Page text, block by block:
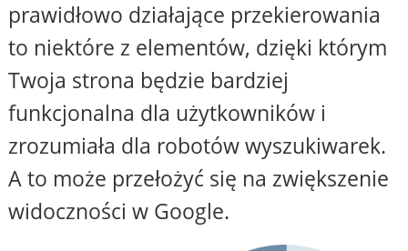
prawidłowo działające przekierowania
to niektóre z elementów, dzięki którym
Twoja strona będzie bardziej
funkcjonalna dla użytkowników i
zrozumiała dla robotów wyszukiwarek.
A to może przełożyć się na zwiększenie
widoczności w Google.